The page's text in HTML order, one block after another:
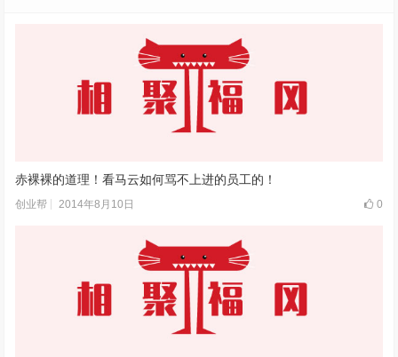
赤裸裸的道理！看马云如何骂不上进的员工的！
创业帮 2014年8月10日 0